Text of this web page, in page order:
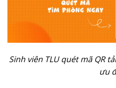
Sinh viên TLU quét mã QR
ưu